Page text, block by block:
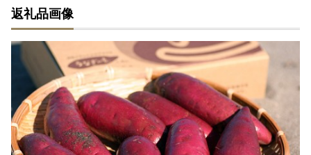
返礼品画像